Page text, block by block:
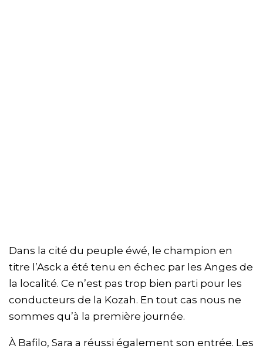
Dans la cité du peuple éwé, le champion en
titre l’Asck a été tenu en échec par les Anges de
la localité. Ce n’est pas trop bien parti pour les
conducteurs de la Kozah. En tout cas nous ne
sommes qu’à la première journée.
À Bafilo, Sara a réussi également son entrée. Les